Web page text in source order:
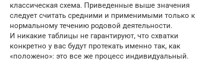
классическая схема. Приведенные выше значения
следует считать средними и применимыми только к
нормальному течению родовой деятельности.
И никакие таблицы не гарантируют, что схватки
конкретно у вас будут протекать именно так, как
«положено»: это все же процесс индивидуальный.